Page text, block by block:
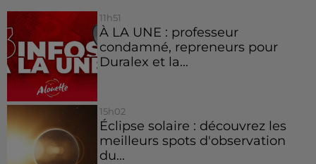
11h51
À LA UNE : professeur
condamné, repreneurs pour
Duralex et la...
15h02
Éclipse solaire : découvrez les
meilleurs spots d'observation
du...